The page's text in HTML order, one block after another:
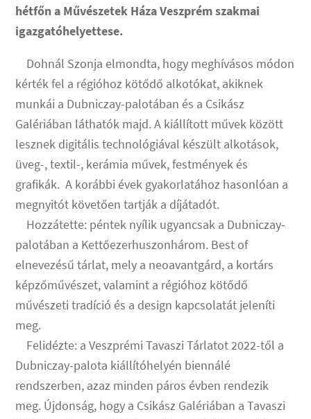
hétfőn a Művészetek Háza Veszprém szakmai
igazgatóhelyettese.
Dohnál Szonja elmondta, hogy meghívásos módon
kérték fel a régióhoz kötődő alkotókat, akiknek
munkái a Dubniczay-palotában és a Csikász
Galériában láthatók majd. A kiállított művek között
lesznek digitális technológiával készült alkotások,
üveg-, textil-, kerámia művek, festmények és
grafikák. A korábbi évek gyakorlatához hasonlóan a
megnyitót követően tartják a díjátadót.
Hozzátette: péntek nyílik ugyancsak a Dubniczay-
palotában a Kettőezerhuszonhárom. Best of
elnevezésű tárlat, mely a neoavantgárd, a kortárs
képzőművészet, valamint a régióhoz kötődő
művészeti tradíció és a design kapcsolatát jeleníti
meg.
Felidézte: a Veszprémi Tavaszi Tárlatot 2022-től a
Dubniczay-palota kiállítóhelyén biennálé
rendszerben, azaz minden páros évben rendezik
meg. Újdonság, hogy a Csikász Galériában a Tavaszi